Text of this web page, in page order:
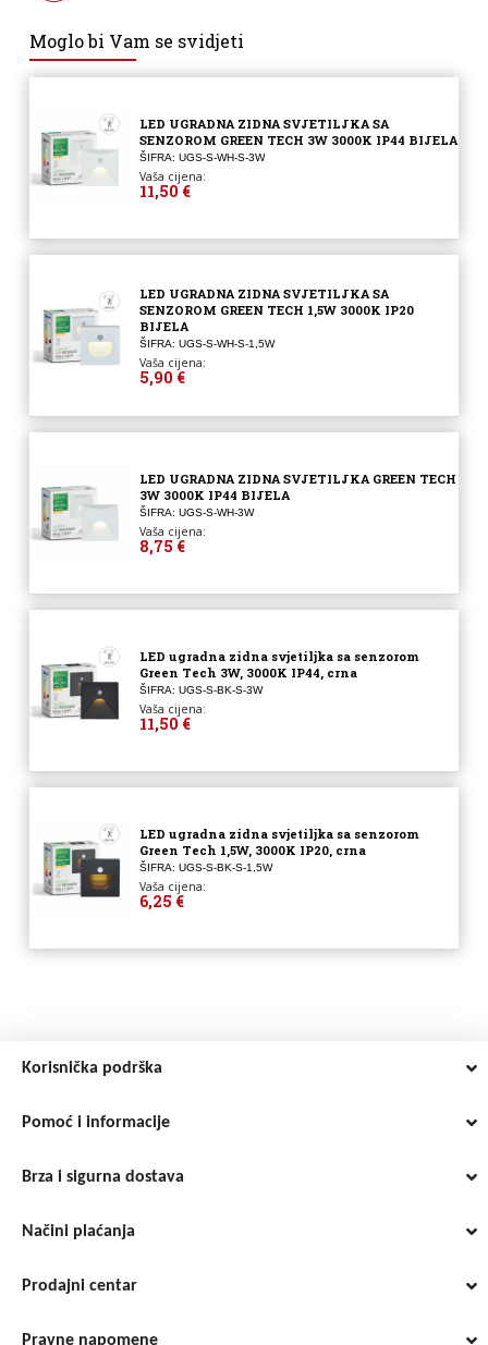
Moglo bi Vam se svidjeti
LED UGRADNA ZIDNA SVJETILJKA SA
SENZOROM GREEN TECH 3W 3000K IP44 BIJELA
ŠIFRA: UGS-S-WH-S-3W
Vaša cijena:
11,50 €
LED UGRADNA ZIDNA SVJETILJKA SA
SENZOROM GREEN TECH 1,5W 3000K IP20
BIJELA
ŠIFRA: UGS-S-WH-S-1,5W
Vaša cijena:
5,90 €
LED UGRADNA ZIDNA SVJETILJKA GREEN TECH
3W 3000K IP44 BIJELA
ŠIFRA: UGS-S-WH-3W
Vaša cijena:
8,75 €
LED ugradna zidna svjetiljka sa senzorom
Green Tech 3W, 3000K IP44, crna
ŠIFRA: UGS-S-BK-S-3W
Vaša cijena:
11,50 €
LED ugradna zidna svjetiljka sa senzorom
Green Tech 1,5W, 3000K IP20, crna
ŠIFRA: UGS-S-BK-S-1,5W
Vaša cijena:
6,25 €
Korisnička podrška
Pomoć i informacije
Brza i sigurna dostava
Načini plaćanja
Prodajni centar
Pravne napomene